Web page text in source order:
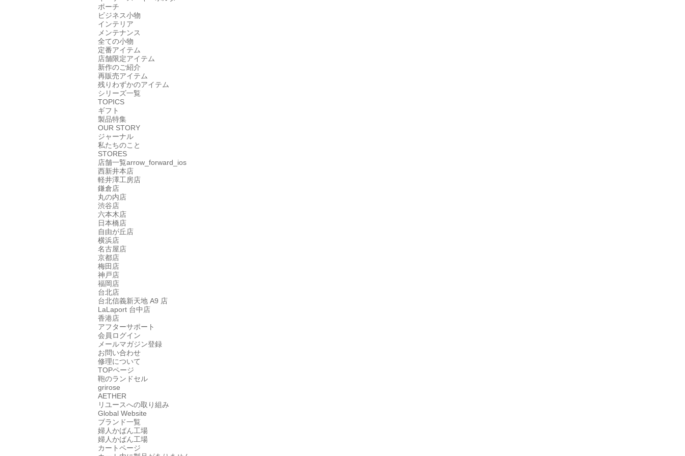
ポーチ
ビジネス小物
インテリア
メンテナンス
全ての小物
定番アイテム
店舗限定アイテム
新作のご紹介
再販売アイテム
残りわずかのアイテム
シリーズ一覧
TOPICS
ギフト
製品特集
OUR STORY
ジャーナル
私たちのこと
STORES
店舗一覧arrow_forward_ios
西新井本店
軽井澤工房店
鎌倉店
丸の内店
渋谷店
六本木店
日本橋店
自由が丘店
横浜店
名古屋店
京都店
梅田店
神戸店
福岡店
台北店
台北信義新天地 A9 店
LaLaport 台中店
香港店
アフターサポート
会員ログイン
メールマガジン登録
お問い合わせ
修理について
TOPページ
鞄のランドセル
grirose
AETHER
リユースへの取り組み
Global Website
ブランド一覧
婦人かばん工場
婦人かばん工場
カートページ